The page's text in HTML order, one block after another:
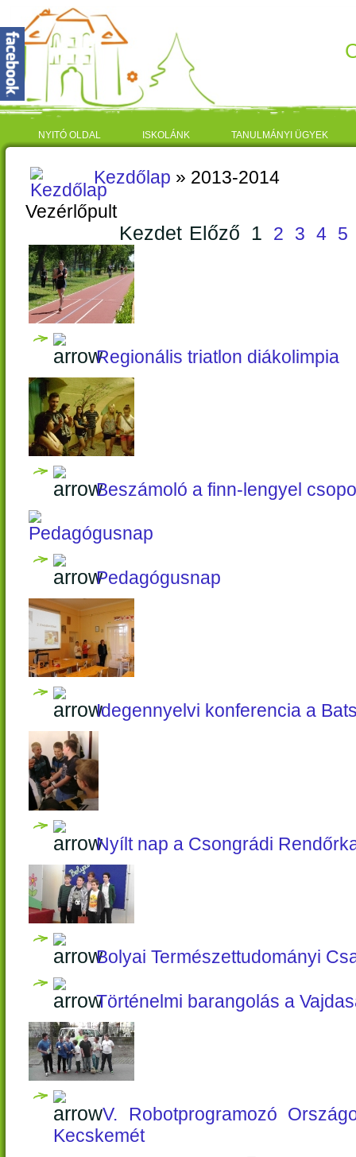
NYITÓ OLDAL ISKOLÁNK TANULMÁNYI ÜGYEK
Kezdőlap » 2013-2014
Vezérlőpult
Kezdet Előző 1 2 3 4 5
Regionális triatlon diákolimpia
Beszámoló a finn-lengyel
Pedagógusnap
Idegennyelvi konferencia a
Nyílt nap a Csongrádi
Bolyai Természettudományi
Történelmi barangolás a
V. Robotprogramozó
Kecskemét